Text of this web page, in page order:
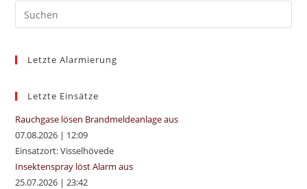
Letzte Alarmierung
Letzte Einsätze
Rauchgase lösen Brandmeldeanlage aus
07.08.2026 | 12:09
Einsatzort: Visselhövede
Insektenspray löst Alarm aus
25.07.2026 |23:42